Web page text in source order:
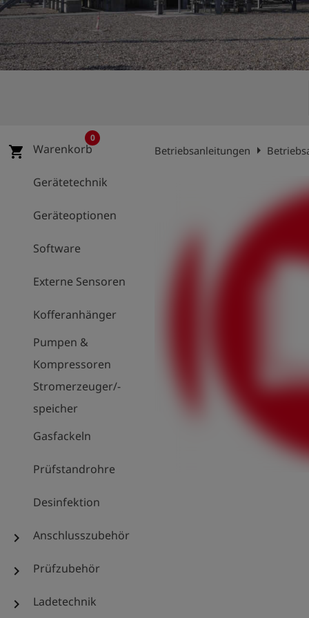
account_circle Anmelden
shieldRegistrierung
shopping_cart Warenkorb
0
Gerätetechnik
Geräteoptionen
Software
Externe Sensoren
Kofferanhänger
Pumpen &
Kompressoren
Stromerzeuger/-
speicher
Gasfackeln
Prüfstandrohre
Desinfektion
chevron_right Anschlusszubehör
chevron_right Prüfzubehör
chevron_right Ladetechnik
Betriebsanleitungen arrow_right